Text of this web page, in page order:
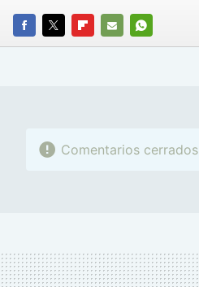
FACEBOOK
TWITTERFLIPBOARD
E-
WHATSAPP
Comentarios cerrados